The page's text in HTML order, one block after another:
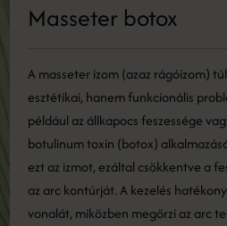
Masseter botox
A masseter izom (azaz rágóizom)
esztétikai, hanem funkcionális
például az állkapocs feszessége
botulinum toxin (botox)
ezt az izmot, ezáltal csökkentve a
az arc kontúrját. A kezelés
vonalát, miközben megőrzi az arc